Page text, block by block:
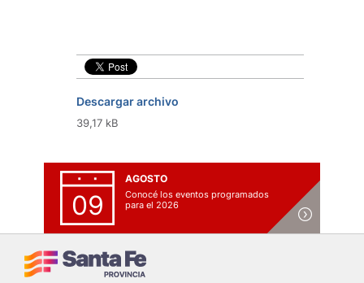
Descargar archivo
39,17 kB
09
AGOSTO
Conocé los eventos programados
para el 2026